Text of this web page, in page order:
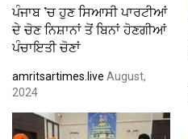
ਪੰਜਾਬ ’ਚ ਹੁਣ ਸਿਆਸੀ ਪਾਰਟੀਆਂ
ਦੇ ਚੋਣ ਨਿਸ਼ਾਨਾਂ ਤੋਂ ਬਿਨਾਂ ਹੋਣਗੀਆਂ
ਪੰਚਾਇਤੀ ਚੋਣਾਂ
amritsartimes.live August,
2024